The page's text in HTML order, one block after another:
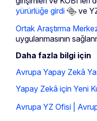
yürürlüğe girdi
ve
Ortak Araştırma
uygulanmasının
Daha fazla bilgi için
Avrupa Yapay Zekâ
Yapay Zekâ için Yeni
Avrupa YZ Ofisi |